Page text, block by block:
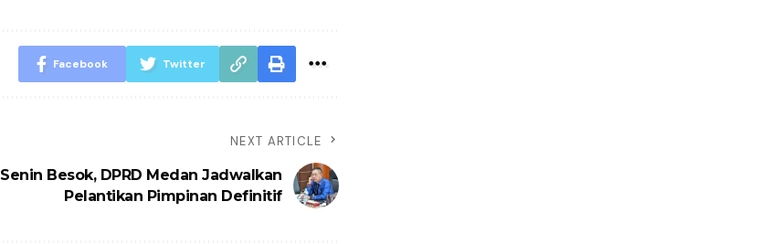
Facebook Twitter
NEXT ARTICLE
Senin Besok, DPRD Medan Jadwalkan
Pelantikan Pimpinan Definitif